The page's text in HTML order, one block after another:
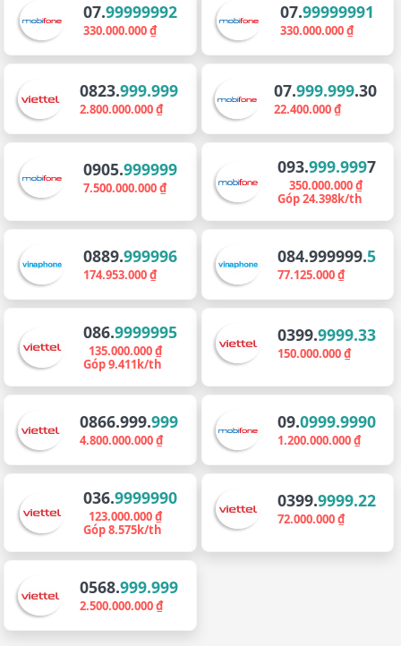
07.99999992
330.000.000 ₫
07.99999991
330.000.000 ₫
0823.999.999
2.800.000.000 ₫
07.999.999.30
22.400.000 ₫
0905.999999
7.500.000.000 ₫
093.999.9997
350.000.000 ₫
Góp 24.398k/th
0889.999996
174.953.000 ₫
084.999999.5
77.125.000 ₫
086.9999995
135.000.000 ₫
Góp 9.411k/th
0399.9999.33
150.000.000 ₫
0866.999.999
4.800.000.000 ₫
09.0999.9990
1.200.000.000 ₫
036.9999990
123.000.000 ₫
Góp 8.575k/th
0399.9999.22
72.000.000 ₫
0568.999.999
2.500.000.000 ₫